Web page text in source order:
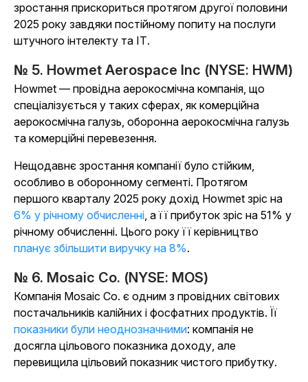
зростання прискориться протягом другої половини
2025 року завдяки постійному попиту на послуги
штучного інтелекту та ІТ.
№ 5. Howmet Aerospace Inc (NYSE: HWM)
Howmet — провідна аерокосмічна компанія, що
спеціалізується у таких сферах, як комерційна
аерокосмічна галузь, оборонна аерокосмічна галузь
та комерційні перевезення.
Нещодавнє зростання компанії було стійким,
особливо в оборонному сегменті. Протягом
першого кварталу 2025 року дохід Howmet зріс на
6% у річному обчисленні, а її прибуток зріс на 51% у
річному обчисленні. Цього року її керівництво
планує збільшити виручку на 8%.
№ 6. Mosaic Co. (NYSE: MOS)
Компанія Mosaic Co. є одним з провідних світових
постачальників калійних і фосфатних продуктів. Її
показники були неоднозначними: компанія не
досягла цільового показника доходу, але
перевищила цільовий показник чистого прибутку.